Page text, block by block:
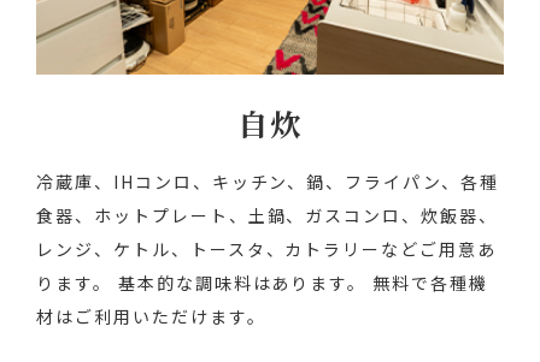
自炊
冷蔵庫、IHコンロ、キッチン、鍋、フライパン、各種
食器、ホットプレート、土鍋、ガスコンロ、炊飯器、
レンジ、ケトル、トースタ、カトラリーなどご用意あ
ります。
基本的な調味料はあります。
無料で各種機
材はご利用いただけます。